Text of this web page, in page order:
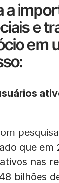
a
e
em
que em
nas
bilhões